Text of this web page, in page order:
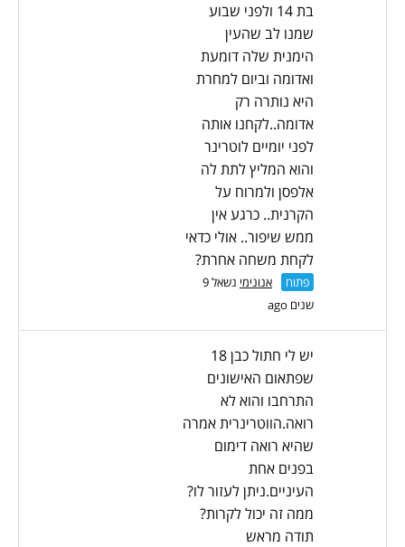
בת 14 ולפני שבוע
שמנו לב שהעין
הימנית שלה דומעת
ואדומה וביום למחרת
היא נותרה רק
אדומה..לקחנו אותה
לפני יומיים לוטרינר
והוא המליץ לתת לה
אלפסן ולמרוח על
הקרנית.. כרגע אין
ממש שיפור.. אולי כדאי
לקחת משחה אחרת?
פתוח אנונימי
נשאל 9
שנים ago
יש לי חתול כבן 18
שפתאום האישונים
התרחבו והוא לא
רואה.הווטרינרית אמרה
שהיא רואה דימום
בפנים אחת
העיניים.ניתן לעזור לו?
ממה זה יכול לקרות?
תודה מראש